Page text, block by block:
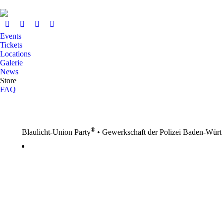
Events
Tickets
Locations
Galerie
News
Store
FAQ
Blaulicht-Union Party® • Gewerkschaft der Polizei Baden-